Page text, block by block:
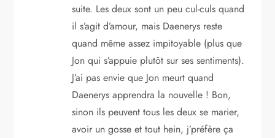
suite. Les deux sont un peu cul-culs quand
il s’agit d’amour, mais Daenerys reste
quand même assez impitoyable (plus que
Jon qui s’appuie plutôt sur ses sentiments).
J’ai pas envie que Jon meurt quand
Daenerys apprendra la nouvelle ! Bon,
sinon ils peuvent tous les deux se marier,
avoir un gosse et tout hein, j’préfère ça